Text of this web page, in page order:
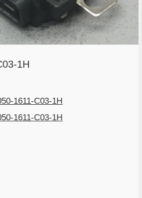
1H
1611-C03-1H
1611-C03-1H